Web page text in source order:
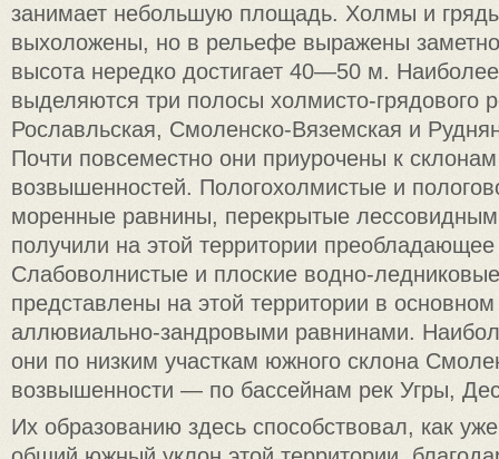
занимает небольшую площадь. Холмы и
выхоложены, но в рельефе выражены
высота нередко достигает 40—50 м.
выделяются три полосы холмисто-грядового
Рославльская, Смоленско-Вяземская и
Почти повсеместно они приурочены к
возвышенностей. Пологохолмистые и
моренные равнины, перекрытые
получили на этой территории
Слабоволнистые и плоские водно-
представлены на этой территории в
аллювиально-зандровыми равнинами.
они по низким участкам южного склона
возвышенности — по бассейнам рек Угры,
Их образованию здесь способствовал, как